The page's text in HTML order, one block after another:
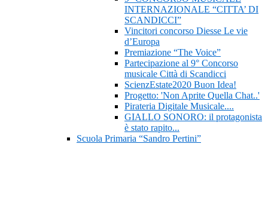
INTERNAZIONALE “CITTA’ DI
SCANDICCI”
Vincitori concorso Diesse Le vie
d’Europa
Premiazione “The Voice”
Partecipazione al 9° Concorso
musicale Città di Scandicci
ScienzEstate2020 Buon Idea!
Progetto: 'Non Aprite Quella Chat..'
Pirateria Digitale Musicale....
GIALLO SONORO: il protagonista
è stato rapito...
Scuola Primaria “Sandro Pertini”